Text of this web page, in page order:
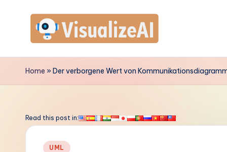
contentV
is
a
Home »Der verborgene Wert von
Read this post in:
Posted
UML